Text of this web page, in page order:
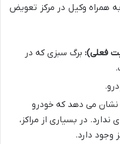
همراه وکیل در مرکز تعویض
فعلی): برگ سبزی که در
نشان می دهد که خودرو
در بسیاری از مراکز،
وجود دارد.